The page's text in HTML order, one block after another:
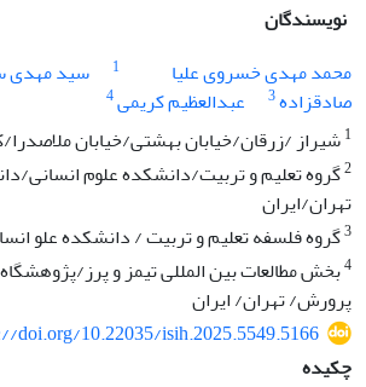
نویسندگان
محمد مهدی خسروی علیا
1 سید مهدی
صادقزاده3 عبدالعظیم کریمی4
1شیراز /زرقان/خیابان بهشتی/خیابان ملاصدرا/
2گروه تعلیم و تربیت/دانشکده علوم انسانی/
تهران/ایران
3گروه فلسفه تعلیم و تربیت / دانشکده علو
4بخش مطالعات بین المللی تیمز و پرز/
پرورش/ تهران/ ایران
doi.org/10.22035/isih.2025.5549.5166
چکیده